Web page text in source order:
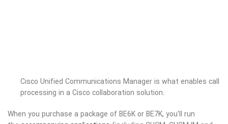
Cisco Unified Communications Manager is what enables call
processing in a Cisco collaboration solution.
When you purchase a package of BE6K or BE7K, you’ll run